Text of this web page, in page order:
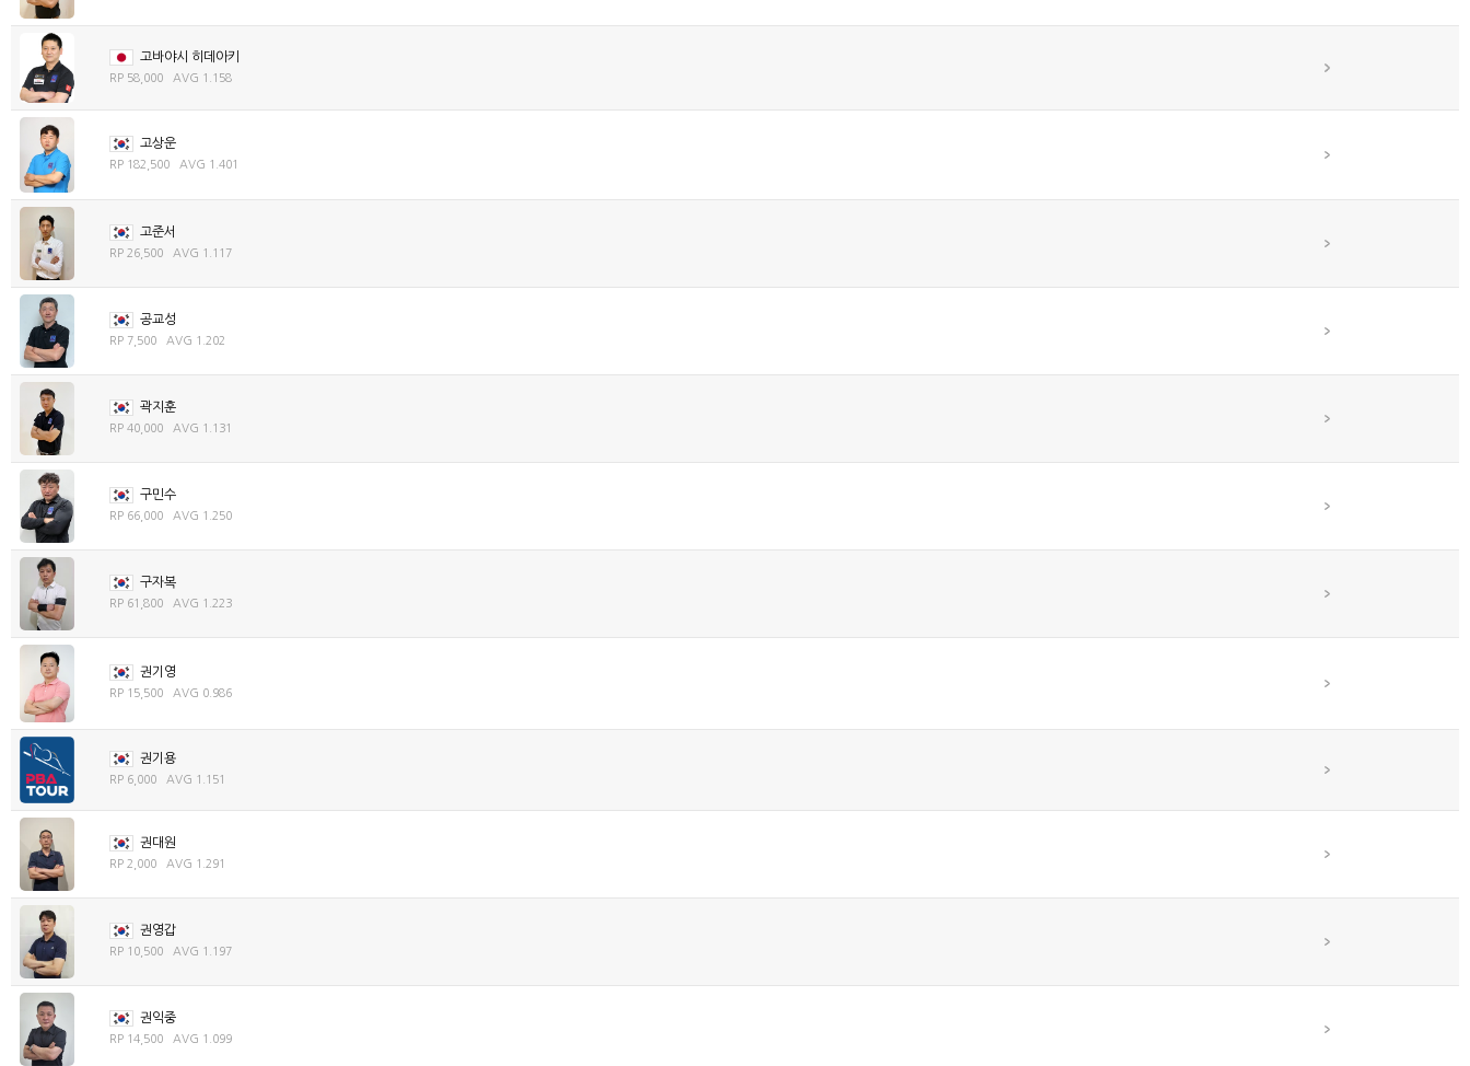
고바야시 히데아키
RP 58,000 AVG 1.158
고상운
RP 182,500 AVG 1.401
고준서
RP 26,500 AVG 1.117
공교성
RP 7,500 AVG 1.202
곽지훈
RP 40,000 AVG 1.131
구민수
RP 66,000 AVG 1.250
구자복
RP 61,800 AVG 1.223
권기영
RP 15,500 AVG 0.986
권기용
RP 6,000 AVG 1.151
권대원
RP 2,000 AVG 1.291
권영갑
RP 10,500 AVG 1.197
권익중
RP 14,500 AVG 1.099